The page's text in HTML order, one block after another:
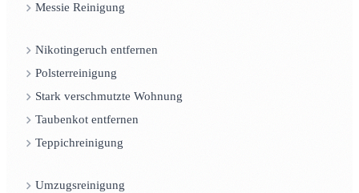
Messie Reinigung
Nikotingeruch entfernen
Polsterreinigung
Stark verschmutzte Wohnung
Taubenkot entfernen
Teppichreinigung
Umzugsreinigung